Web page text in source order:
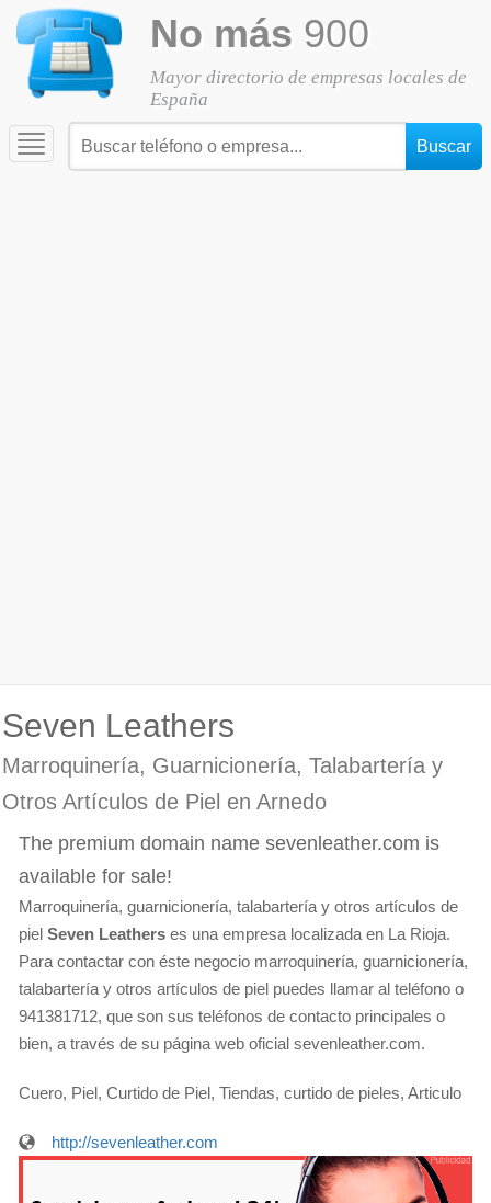
No más 900
Mayor directorio de empresas locales de
España
Toggle
navigation
Seven Leathers
Marroquinería, Guarnicionería, Talabartería y
Otros Artículos de Piel en Arnedo
The premium domain name sevenleather.com is
available for sale!
Marroquinería, guarnicionería, talabartería y otros artículos de
piel Seven Leathers es una empresa localizada en La Rioja.
Para contactar con éste negocio marroquinería, guarnicionería,
talabartería y otros artículos de piel puedes llamar al teléfono o
941381712, que son sus teléfonos de contacto principales o
bien, a través de su página web oficial sevenleather.com.
Cuero, Piel, Curtido de Piel, Tiendas, curtido de pieles, Articulo
http://sevenleather.com